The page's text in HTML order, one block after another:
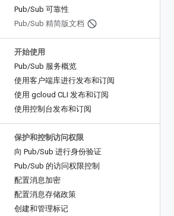
Pub/Sub 可靠性
Pub/Sub 精简版文档
开始使用
Pub/Sub 服务概览
使用客户端库进行发布和订阅
使用 gcloud CLI 发布和订阅
使用控制台发布和订阅
保护和控制访问权限
向 Pub/Sub 进行身份验证
Pub/Sub 的访问权限控制
配置消息加密
配置消息存储政策
创建和管理标记